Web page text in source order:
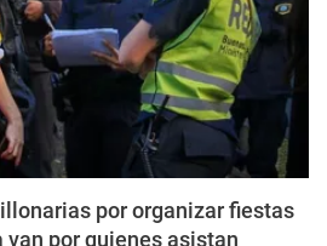
por organizar fiestas
por quienes asistan